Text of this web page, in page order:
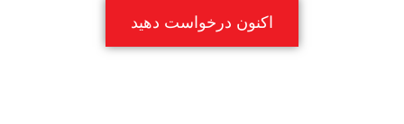
اکنون درخواست دهید